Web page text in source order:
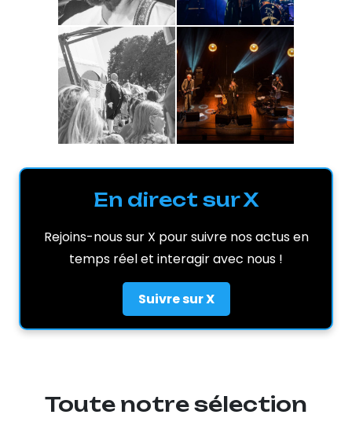
En direct sur X
Rejoins-nous sur X pour suivre nos actus en
temps réel et interagir avec nous !
Suivre sur X
Toute notre sélection